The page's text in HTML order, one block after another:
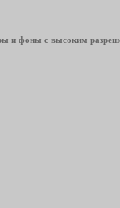
и фоны с высоким